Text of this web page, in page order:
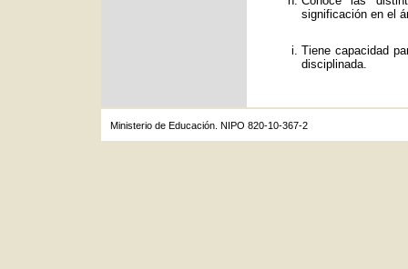
significación en el
Tiene capacidad
disciplinada.
Ministerio de Educación. NIPO 820-10-367-2